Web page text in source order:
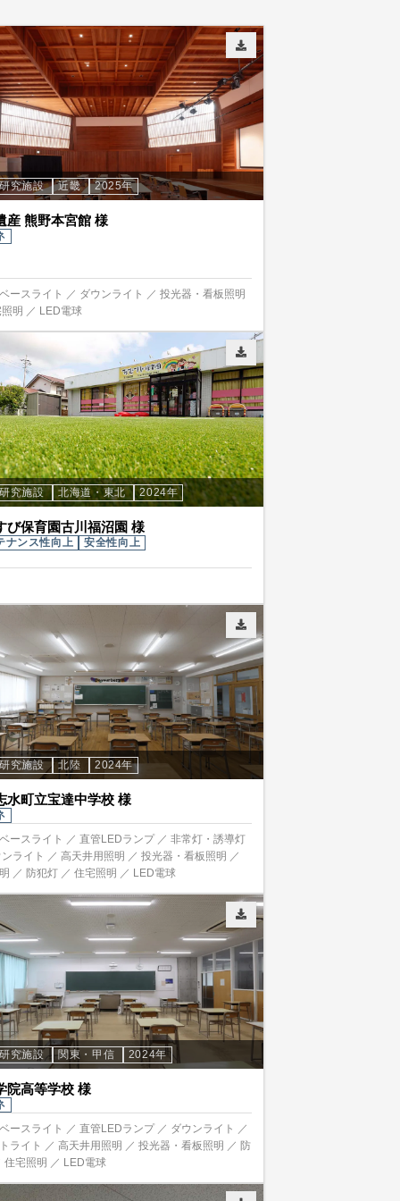
究施設 近畿 2025年
産 熊野本宮館 様
ースライト ／ ダウンライト ／ 投光器・看板照明
明 ／ LED電球
究施設 北海道・東北 2024年
び保育園古川福沼園 様
ナンス性向上 安全性向上
究施設 北陸 2024年
水町立宝達中学校 様
ースライト ／ 直管LEDランプ ／ 非常灯・誘導灯
ライト ／ 高天井用照明 ／ 投光器・看板照明 ／
／ 防犯灯 ／ 住宅照明 ／ LED電球
究施設 関東・甲信 2024年
院高等学校 様
ースライト ／ 直管LEDランプ ／ ダウンライト ／
ライト ／ 高天井用照明 ／ 投光器・看板照明 ／ 防
住宅照明 ／ LED電球